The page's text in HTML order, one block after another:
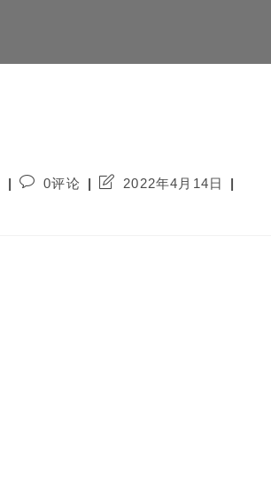
Post0评论
Post2022年4月14日